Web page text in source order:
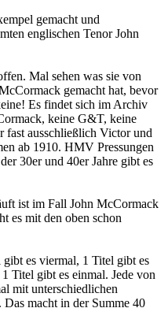
gemacht und
englischen Tenor John
Mal sehen was sie von
gemacht hat, bevor
Es findet sich im Archiv
keine G&T, keine
fast ausschließlich Victor und
ab 1910. HMV Pressungen
30er und 40er Jahre gibt es
ist im Fall John McCormack
es mit den oben schon
es viermal, 1 Titel gibt es
Titel gibt es einmal. Jede von
mit unterschiedlichen
macht in der Summe 40